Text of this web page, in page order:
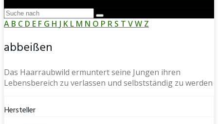
A B C D E F G H J K L M N O P R S T VW Z
abbeißen
Das Haarraubwild ermuntert seine Jungen ihren
Lebensbereich zu verlassen und selbstständig zu werden
Hersteller